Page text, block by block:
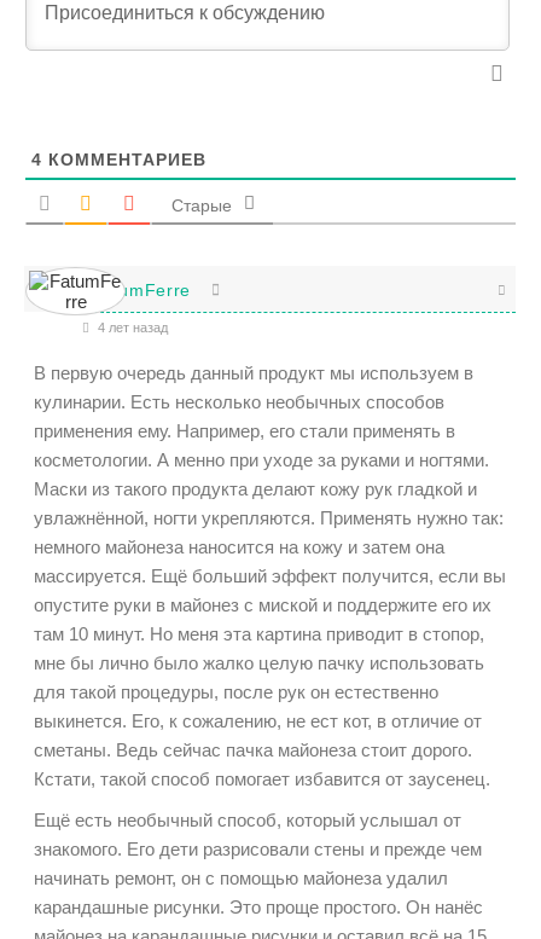
4 КОММЕНТАРИЕВ
Старые
FatumFerre
4 лет назад
В первую очередь данный продукт мы используем в
кулинарии. Есть несколько необычных способов
применения ему. Например, его стали применять в
косметологии. А менно при уходе за руками и ногтями.
Маски из такого продукта делают кожу рук гладкой и
увлажнённой, ногти укрепляются. Применять нужно так:
немного майонеза наносится на кожу и затем она
массируется. Ещё больший эффект получится, если вы
опустите руки в майонез с миской и поддержите его их
там 10 минут. Но меня эта картина приводит в стопор,
мне бы лично было жалко целую пачку использовать
для такой процедуры, после рук он естественно
выкинется. Его, к сожалению, не ест кот, в отличие от
сметаны. Ведь сейчас пачка майонеза стоит дорого.
Кстати, такой способ помогает избавится от заусенец.
Ещё есть необычный способ, который услышал от
знакомого. Его дети разрисовали стены и прежде чем
начинать ремонт, он с помощью майонеза удалил
карандашные рисунки. Это проще простого. Он нанёс